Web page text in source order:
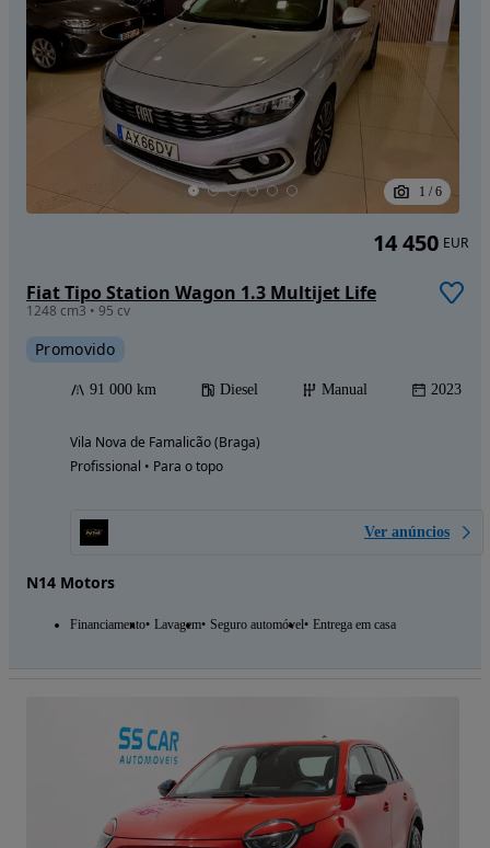
1 / 6
Fiat Tipo Station Wagon 1.3 Multijet Life
1248 cm3 • 95 cv
Promovido
91 000 km Diesel Manual 2023
Vila Nova de Famalicão (Braga)
Profissional • Para o topo
Ver anúncios
N14 Motors
Financiamento Lavagem Seguro automóvel Entrega em casa
14 450 EUR